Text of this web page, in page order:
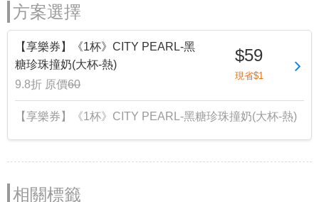
方案選擇
【享樂券】《1杯》CITY PEARL-黑
糖珍珠撞奶(大杯-熱)
9.8折 原價60
$59
現省$1
【享樂券】《1杯》CITY PEARL-黑糖珍珠撞奶(大杯-熱)
相關標籤